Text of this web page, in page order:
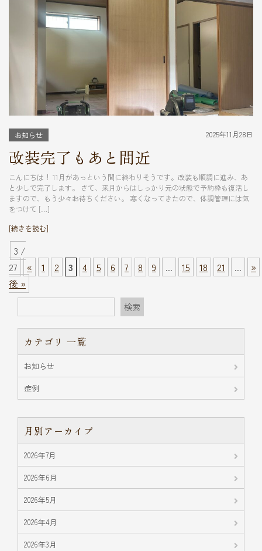
お知らせ 2025年11月28日
改装完了もあと間近
こんにちは！ 11月があっという間に終わりそうです。改装も順調に進み、あ
と少しで完了します。 さて、来月からはしっかり元の状態で予約枠も復活し
ますので、もう少々お待ちください。 寒くなってきたので、体調管理には気
をつけて […]
[続きを読む]
3 /
27
« 1 2 3 4 5 6 7 8 9 ... 15 18 21 ...
»
後 »
検索
カテゴリ 一覧
お知らせ
症例
月別アーカイブ
2026年7月
2026年6月
2026年5月
2026年4月
2026年3月